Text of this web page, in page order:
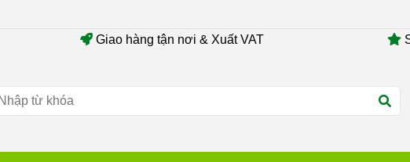
Giao hàng tận nơi & Xuất VAT